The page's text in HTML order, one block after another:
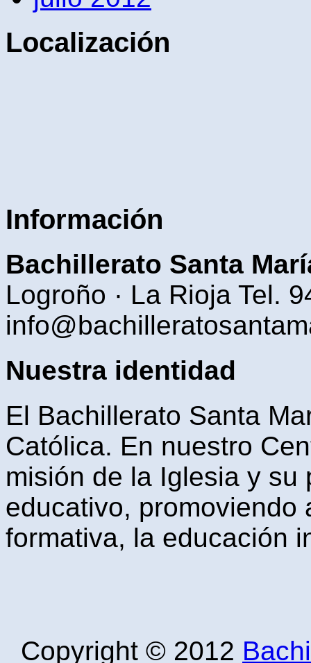
Localización
Información
Bachillerato Santa
Logroño · La Rioja Tel.
Nuestra identidad
El Bachillerato Santa
Católica. En nuestro
misión de la Iglesia y su
educativo, promoviendo
formativa, la educación
Copyright © 2012